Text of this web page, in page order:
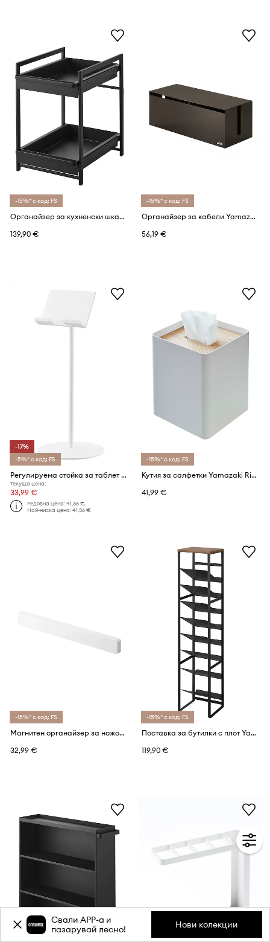
-15%* с код: FS
Органайзер за кухненски шкаф Yamazaki
139,90 €
-15%* с код: FS
Органайзер за кабели Yamazaki
56,19 €
-17%
-5%* с код: FS
Регулируема стойка за таблет Yamazaki Smart 40,8-65,8 cm
Текуща цена:
33,99 €
Редовна цена:41,36 €
Най-ниска цена:41,36 €
-15%* с код: FS
Кутия за салфетки Yamazaki Rin 13 x 15,5 cm
41,99 €
-15%* с код: FS
Магнитен органайзер за ножове Yamazaki Tower 35 x 4 cm
32,99 €
-15%* с код: FS
Поставка за бутилки с плот Yamazaki Tower 88,5 cm
119,90 €
Свали APP-a и
пазарувай лесно!
Нови колекции